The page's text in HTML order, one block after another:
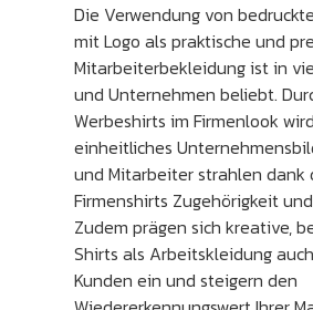
Die Verwendung von
mit Logo als praktische und
Mitarbeiterbekleidung ist in
und Unternehmen beliebt.
Werbeshirts im Firmenlook
einheitliches
und Mitarbeiter strahlen dank
Firmenshirts Zugehörigkeit
Zudem prägen sich kreative,
Shirts als Arbeitskleidung
Kunden ein und steigern den